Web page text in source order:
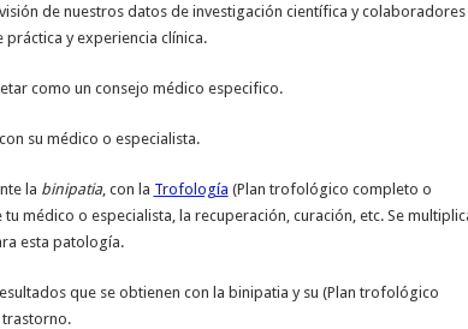
de nuestros datos de investigación científica y colaboradores
y experiencia clínica.
como un consejo médico especifico.
su médico o especialista.
la binipatia, con la Trofología (Plan trofológico completo o
médico o especialista, la recuperación, curación, etc. Se
esta patología.
que se obtienen con la binipatia y su (Plan trofológico